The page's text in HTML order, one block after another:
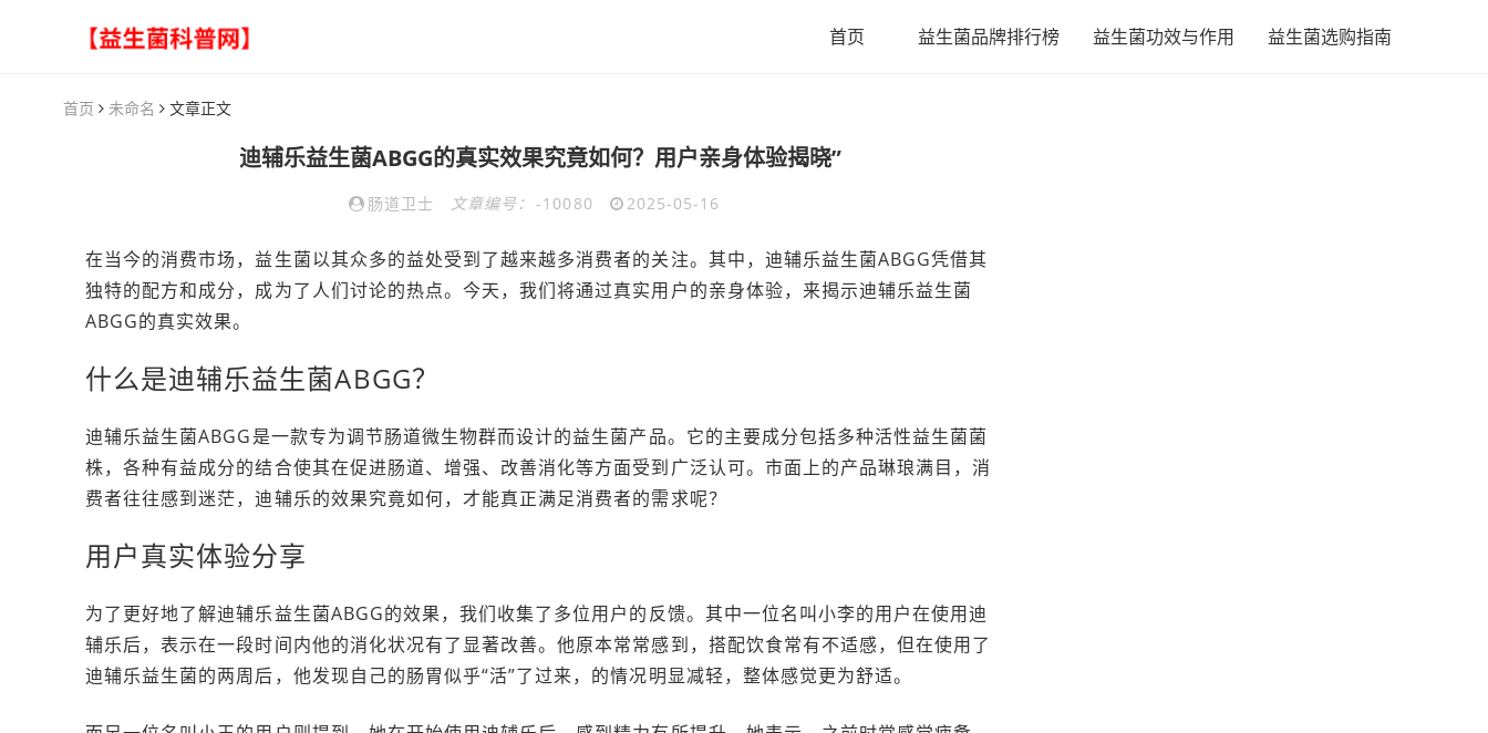
首页 益生菌品牌排行榜 益生菌功效与作用 益生菌选购指南
首页 未命名 文章正文
迪辅乐益生菌ABGG的真实效果究竟如何？用户亲身体验揭晓”
肠道卫士 文章编号： -10080 2025-05-16
在当今的消费市场，益生菌以其众多的益处受到了越来越多消费者的关注。其中，迪辅乐益生菌ABGG凭借其
独特的配方和成分，成为了人们讨论的热点。今天，我们将通过真实用户的亲身体验，来揭示迪辅乐益生菌
ABGG的真实效果。
什么是迪辅乐益生菌ABGG？
迪辅乐益生菌ABGG是一款专为调节肠道微生物群而设计的益生菌产品。它的主要成分包括多种活性益生菌菌
株，各种有益成分的结合使其在促进肠道、增强、改善消化等方面受到广泛认可。市面上的产品琳琅满目，消
费者往往感到迷茫，迪辅乐的效果究竟如何，才能真正满足消费者的需求呢？
用户真实体验分享
为了更好地了解迪辅乐益生菌ABGG的效果，我们收集了多位用户的反馈。其中一位名叫小李的用户在使用迪
辅乐后，表示在一段时间内他的消化状况有了显著改善。他原本常常感到，搭配饮食常有不适感，但在使用了
迪辅乐益生菌的两周后，他发现自己的肠胃似乎“活”了过来，的情况明显减轻，整体感觉更为舒适。